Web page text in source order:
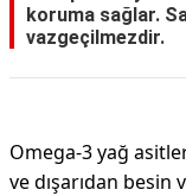
koruma sağlar.
vazgeçilmezdir.
Omega-3 yağ
ve dışarıdan besin